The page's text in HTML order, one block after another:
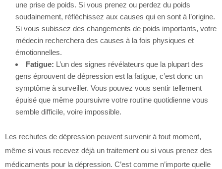
une prise de poids. Si vous prenez ou perdez du poids
soudainement, réfléchissez aux causes qui en sont à l’origine.
Si vous subissez des changements de poids importants, votre
médecin recherchera des causes à la fois physiques et
émotionnelles.
Fatigue: L’un des signes révélateurs que la plupart des
gens éprouvent de dépression est la fatigue, c’est donc un
symptôme à surveiller. Vous pouvez vous sentir tellement
épuisé que même poursuivre votre routine quotidienne vous
semble difficile, voire impossible.
Les rechutes de dépression peuvent survenir à tout moment,
même si vous recevez déjà un traitement ou si vous prenez des
médicaments pour la dépression. C’est comme n’importe quelle